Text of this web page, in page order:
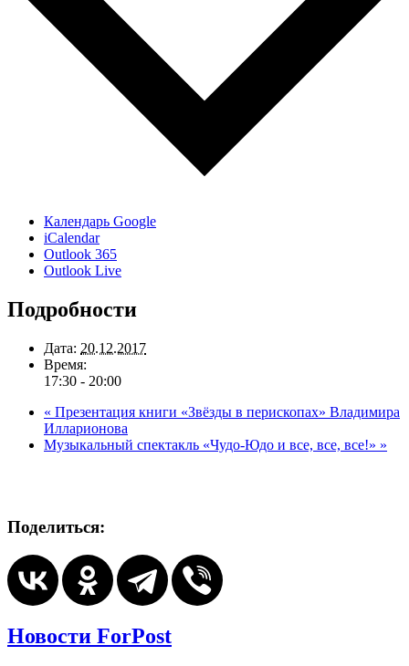
Календарь Google
iCalendar
Outlook 365
Outlook Live
Подробности
Дата: 20.12.2017
Время:
17:30 - 20:00
« Презентация книги «Звёзды в перископах» Владимира
Илларионова
Музыкальный спектакль «Чудо-Юдо и все, все, все!» »
Поделиться:
Новости ForPost